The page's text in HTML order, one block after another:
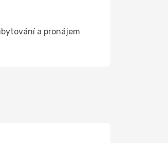
a pronájem